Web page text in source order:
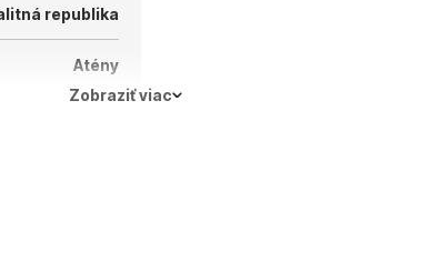
republika
Atény
Zobraziť viac